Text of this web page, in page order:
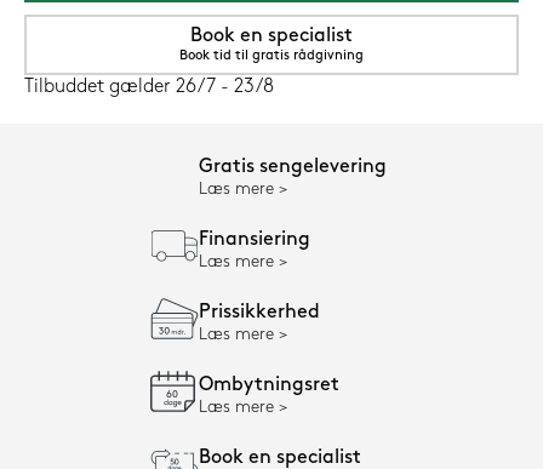
Book en specialist
Book tid til gratis rådgivning
Tilbuddet gælder 26/7 - 23/8
Gratis sengelevering
Læs mere
Finansiering
Læs mere
Prissikkerhed
Læs mere
Ombytningsret
Læs mere
Book en specialist